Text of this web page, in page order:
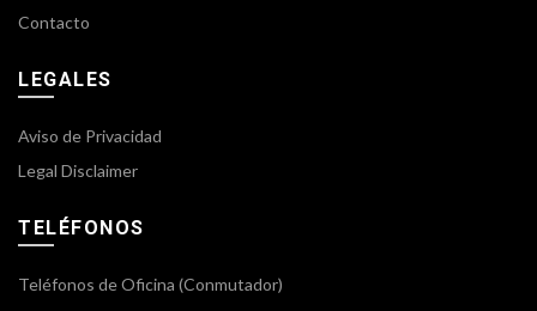
Contacto
LEGALES
Aviso de Privacidad
Legal Disclaimer
TELÉFONOS
Teléfonos de Oficina (Conmutador)